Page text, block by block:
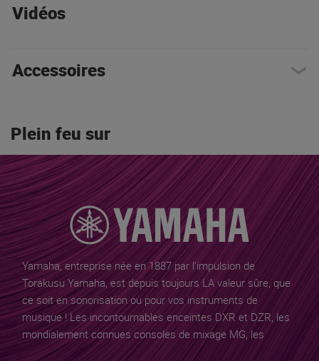
Vidéos
Accessoires
Plein feu sur
Yamaha, entreprise née en 1887 par l’impulsion de
Torakusu Yamaha, est depuis toujours LA valeur sûre, que
ce soit en sonorisation ou pour vos instruments de
musique ! Les incontournables enceintes DXR et DZR, les
mondialement connues consoles de mixage MG, les
excellentes sonorisations portables STAGEPAS, les claviers